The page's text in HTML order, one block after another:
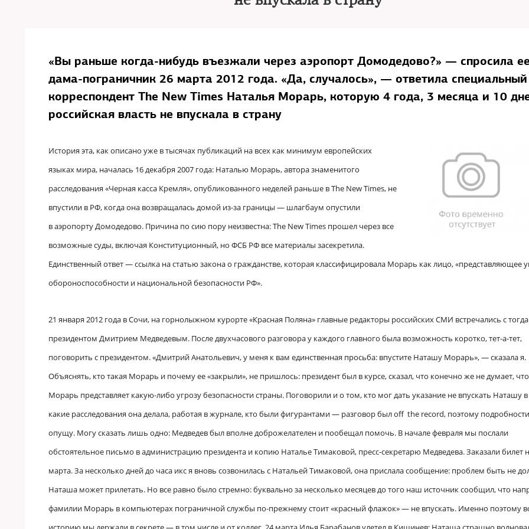
«Вы раньше когда-нибудь въезжали через аэропорт Домодедово?» — спросила
дама-пограничник 26 марта 2012 года. «Да, случалось», — ответила специальный
корреспондент The New Times Наталья Морарь, которую 4 года, 3 месяца и 10
российская власть не впускала в страну
История эта, как описано уже в тысячах публикаций на всех как минимум европейских
языках мира, началась 16 декабря 2007 года: Наталью Морарь, автора знаменитого
расследования «Черная касса Кремля», опубликованного неделей раньше в The New Times, не
впустили в РФ, когда она возвращалась домой из-за границы — шлагбаум опустили
в аэропорту Домодедово. Причина по сию пору неизвестна: The New Times прошел через все
возможные суды, включая Конституционный, но ФСБ РФ все материалы засекретила.
Единственный ответ — ссылка на статью закона о гражданстве, которая классифицировала Морарь как лицо, «представляющее
обороноспособности и национальной безопасности РФ».
21 января 2012 года в Сочи, на горнолыжном курорте «Красная Поляна» главные редакторы российских СМИ встречались с
президентом Дмитрием Медведевым. После двухчасового разговора у каждого главного была возможность коротко, тет-а-тет,
поговорить с президентом. «Дмитрий Анатольевич, у меня к вам единственная просьба: впустите Наташу Морарь», — сказала я.
Объяснять, кто такая Морарь и почему ее «закрыли», не пришлось: президент был в курсе, сказал, что конечно же не думает, что
Морарь представляет какую-либо угрозу безопасности страны. Поговорили и о том, кто мог дать указание не впускать Наташу в
какие расследования она делала, работая в журнале, кто были фигурантами — разговор был off the record, поэтому подробности
опущу. Могу сказать лишь одно: Медведев был вполне доброжелателен и пообещал помочь. В начале февраля мы послали
обстоятельное письмо в администрацию президента и копию Наталье Тимаковой, пресс-секретарю Медведева. Заказали билет
марта. За несколько дней до часа икс я вновь созвонилась с Натальей Тимаковой, она прислала сообщение: проблем быть не
Наташа может прилетать. Но все равно было стремно: буквально за несколько месяцев до того наш источник сообщил, что
фамилии Морарь в компьютерах пограничной службы по-прежнему стоит «красный флажок» — не впускать. Именно поэтому